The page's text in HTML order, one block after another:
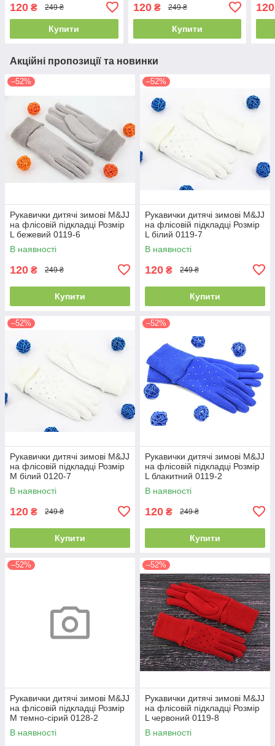
120 ₴ 249 ₴
Купити
120₴ 249 ₴
Купити
120
Акційні пропозиції та новинки
–52%
Рукавички дитячі зимові M&JJ
на флісовій підкладці Розмір
L бежевий 0119-6
В наявності
120 ₴ 249 ₴
Купити
–52%
Рукавички дитячі зимові M&JJ
на флісовій підкладці Розмір
L білий 0119-7
В наявності
120 ₴ 249 ₴
Купити
–52%
Рукавички дитячі зимові M&JJ
на флісовій підкладці Розмір
M білий 0120-7
В наявності
120 ₴ 249 ₴
Купити
–52%
Рукавички дитячі зимові M&JJ
на флісовій підкладці Розмір
L блакитний 0119-2
В наявності
120 ₴ 249 ₴
Купити
–52%
Рукавички дитячі зимові M&JJ
на флісовій підкладці Розмір
M темно-сірий 0128-2
В наявності
–52%
Рукавички дитячі зимові M&JJ
на флісовій підкладці Розмір
L червоний 0119-8
В наявності